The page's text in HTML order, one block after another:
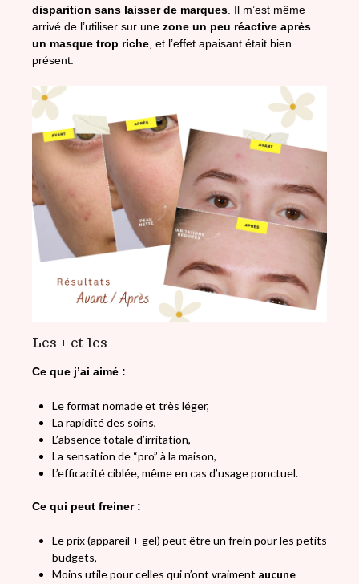
disparition sans laisser de marques. Il m’est même
arrivé de l’utiliser sur une zone un peu réactive après
un masque trop riche, et l’effet apaisant était bien
présent.
Les + et les –
Ce que j’ai aimé :
Le format nomade et très léger,
La rapidité des soins,
L’absence totale d’irritation,
La sensation de “pro” à la maison,
L’efficacité ciblée, même en cas d’usage ponctuel.
Ce qui peut freiner :
Le prix (appareil + gel) peut être un frein pour les petits
budgets,
Moins utile pour celles qui n’ont vraiment aucune